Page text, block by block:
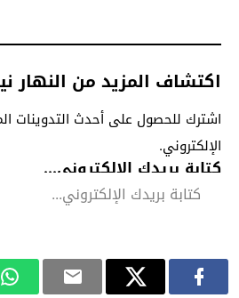
اكتشاف المزيد من النهار
اشترك للحصول على أحدث التدوينات
الإلكتروني.
كتابة بريدك الإلكتروني...